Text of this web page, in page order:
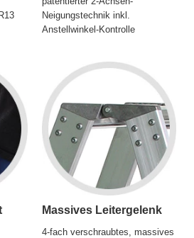
Neigungstechnik inkl.
Anstellwinkel-Kontrolle
Massives Leitergelenk
4-fach verschraubtes, massives